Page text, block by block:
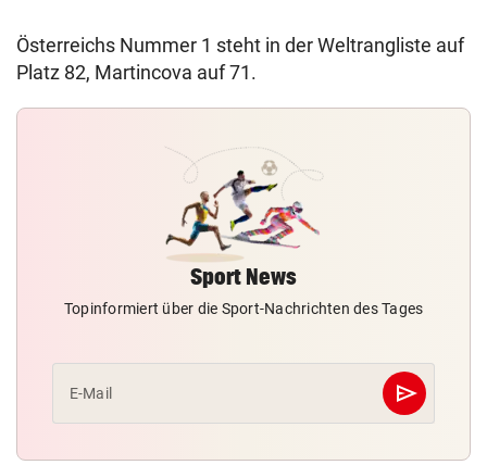
Österreichs Nummer 1 steht in der Weltrangliste auf
Platz 82, Martincova auf 71.
Sport News
Topinformiert über die Sport-Nachrichten des Tages
E-Mail send
Abschicken